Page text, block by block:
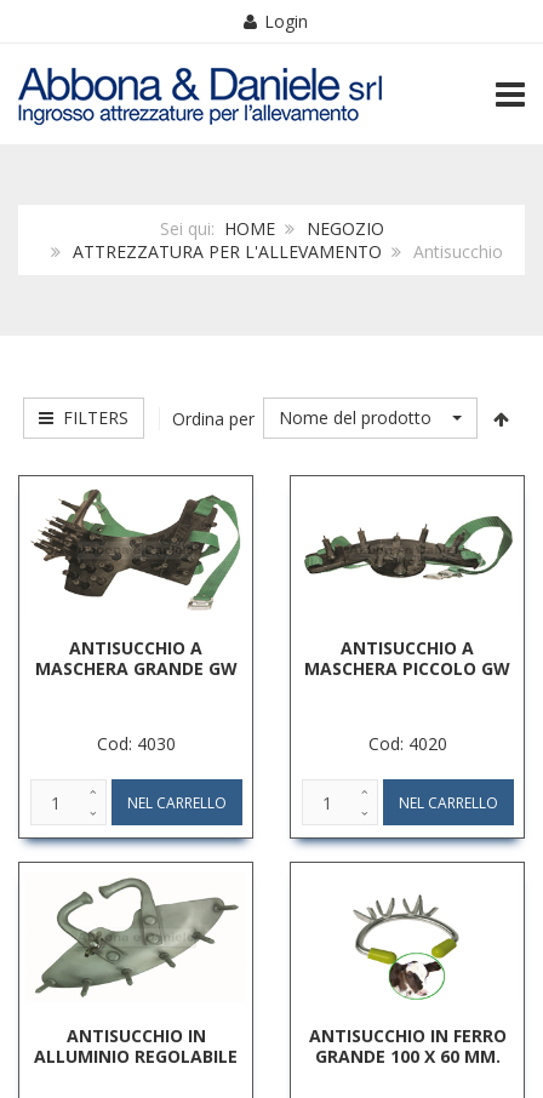
Login
Sei qui: HOME
NEGOZIO
ATTREZZATURA PER L'ALLEVAMENTO
Antisucchio
FILTERS Ordina per Nome del prodotto
ANTISUCCHIO A
MASCHERA GRANDE GW
Cod: 4030
ANTISUCCHIO A
MASCHERA PICCOLO GW
Cod: 4020
ANTISUCCHIO IN
ALLUMINIO REGOLABILE
ANTISUCCHIO IN FERRO
GRANDE 100 X 60 MM.